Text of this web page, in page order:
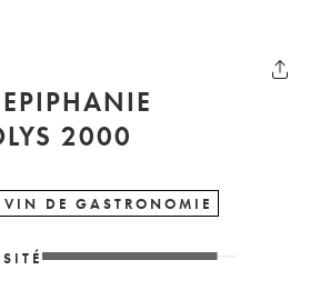
2000
VIN DE GASTRONOMIE